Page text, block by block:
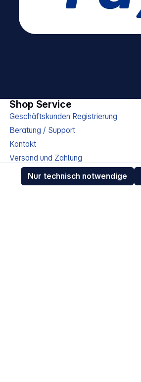
Shop Service
Geschäftskunden Registrierung
Beratung / Support
Kontakt
Versand und Zahlung
Sendungsverfolgung
Gewährleistung / Reparatur
Nur technisch notwendige